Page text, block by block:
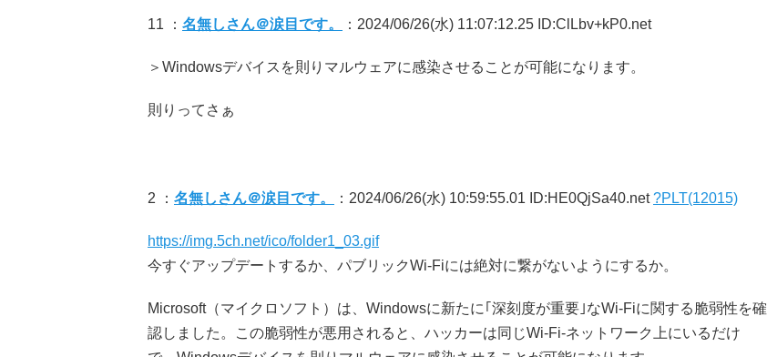
11 ： 名無しさん＠涙目です。 ：2024/06/26(水) 11:07:12.25 ID:ClLbv+kP0.net
＞Windowsデバイスを則りマルウェアに感染させることが可能になります。
則りってさぁ
2 ： 名無しさん＠涙目です。 ：2024/06/26(水) 10:59:55.01 ID:HE0QjSa40.net?PLT(12015)
https://img.5ch.net/ico/folder1_03.gif
今すぐアップデートするか、パブリックWi-Fiには絶対に繋がないようにするか。
Microsoft（マイクロソフト）は、Windowsに新たに｢深刻度が重要｣なWi-Fiに関する脆弱性を確
認しました。この脆弱性が悪用されると、ハッカーは同じWi-Fi-ネットワーク上にいるだけ